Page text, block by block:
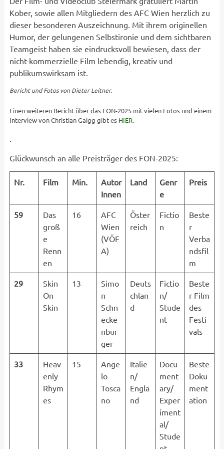
Kober, sowie allen Mitgliedern des AFC Wien herzlich zu
dieser besonderen Auszeichnung. Mit ihrem originellen
Humor, der gelungenen Selbstironie und dem sichtbaren
Teamgeist haben sie eindrucksvoll bewiesen, dass der
nicht-kommerzielle Film lebendig, kreativ und
publikumswirksam ist.
Bericht und Fotos von Dieter Leitner.
Einen weiteren Bericht über das FON-2025 mit vielen Fotos und einem
Interview von Christian Gaigg gibt es HIER.
.
Glückwunsch an alle Preisträger des FON-2025:
Nr. Film Min.
Autor
Innen
Land
Genr
e
Preis
59
Das
groß
e
Renn
en
16
AFC
Wien
(VÖF
A)
Öster
reich
Fictio
n
Beste
r
Verba
ndsfil
m
29
Skin
On
Skin
13
Simo
n
Schn
ecke
nbur
ger
Deuts
chlan
d
Fictio
n/
Stude
nt
Beste
r Film
des
Festi
vals
33
Heav
enly
Rhym
es
15
Ange
lo
Tosca
no
Italie
n/
Engla
nd
Docu
ment
ary/
Exper
iment
al/
Stude
Beste
Doku
ment
ation